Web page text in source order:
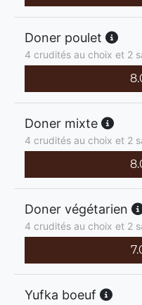
Doner poulet
4 crudités au choix et 2
Doner mixte
4 crudités au choix et 2
Doner végétarien
4 crudités au choix et 2
Yufka boeuf